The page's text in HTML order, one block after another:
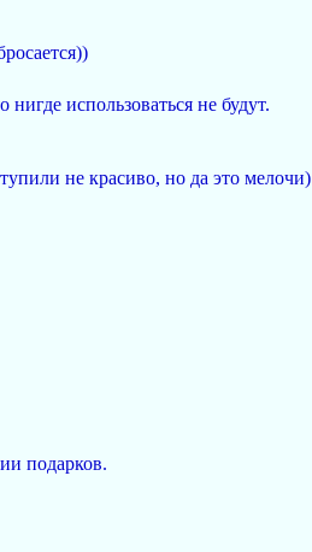
использоваться не будут.
не красиво, но да это мелочи)
подарков.